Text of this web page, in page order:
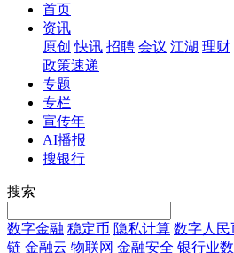
首页
资讯
原创 快讯 招聘 会议 江湖 理财
政策速递
专题
专栏
宣传年
AI播报
搜银行
搜索
数字金融 稳定币 隐私计算 数字人民
链 金融云 物联网 金融安全 银行业